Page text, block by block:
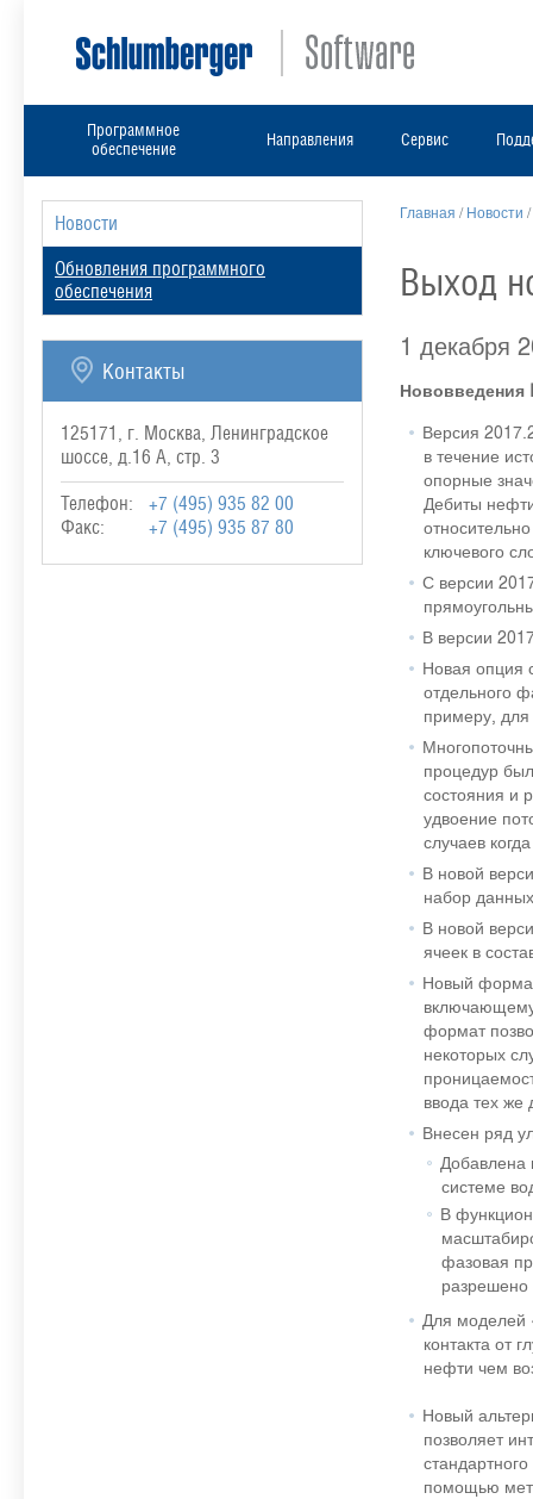
Программное
обеспечение
Направления Сервис
Новости
Обновления программного
обеспечения
Контакты
125171, г. Москва, Ленинградское
шоссе, д.16 А, стр. 3
Телефон:
+7 (495) 935 82 00
Факс:
+7 (495) 935 87 80
Главная /Новости /
Выход
1 декабря
Нововведения
Версия
в течение
опорные
Дебиты
ключевого
С версии
В версии
Новая опция
отдельного
примеру,
процедур
состояния и
удвоение
случаев
В новой
набор
В новой
ячеек в
Новый
формат
некоторых
ввода тех же
Внесен ряд
Добавлена
системе
В
фазовая
Для моделей
контакта от
нефти чем
Новый
позволяет
помощью